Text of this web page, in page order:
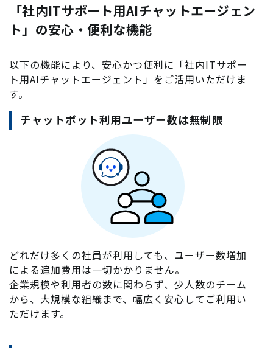
「社内ITサポート用AIチャットエージェン
ト」の安心・便利な機能
以下の機能により、安心かつ便利に「社内ITサポー
ト用AIチャットエージェント」をご活用いただけま
す。
チャットボット利用ユーザー数は無制限
どれだけ多くの社員が利用しても、ユーザー数増加
による追加費用は一切かかりません。
企業規模や利用者の数に関わらず、少人数のチーム
から、大規模な組織まで、幅広く安心してご利用い
ただけます。